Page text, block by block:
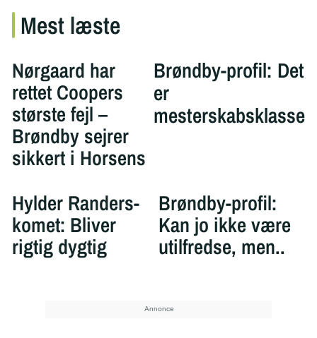
Mest læste
Nørgaard har
rettet Coopers
største fejl –
Brøndby sejrer
sikkert i Horsens
Brøndby-profil: Det
er
mesterskabsklasse
Hylder Randers-
komet: Bliver
rigtig dygtig
Brøndby-profil:
Kan jo ikke være
utilfredse, men..